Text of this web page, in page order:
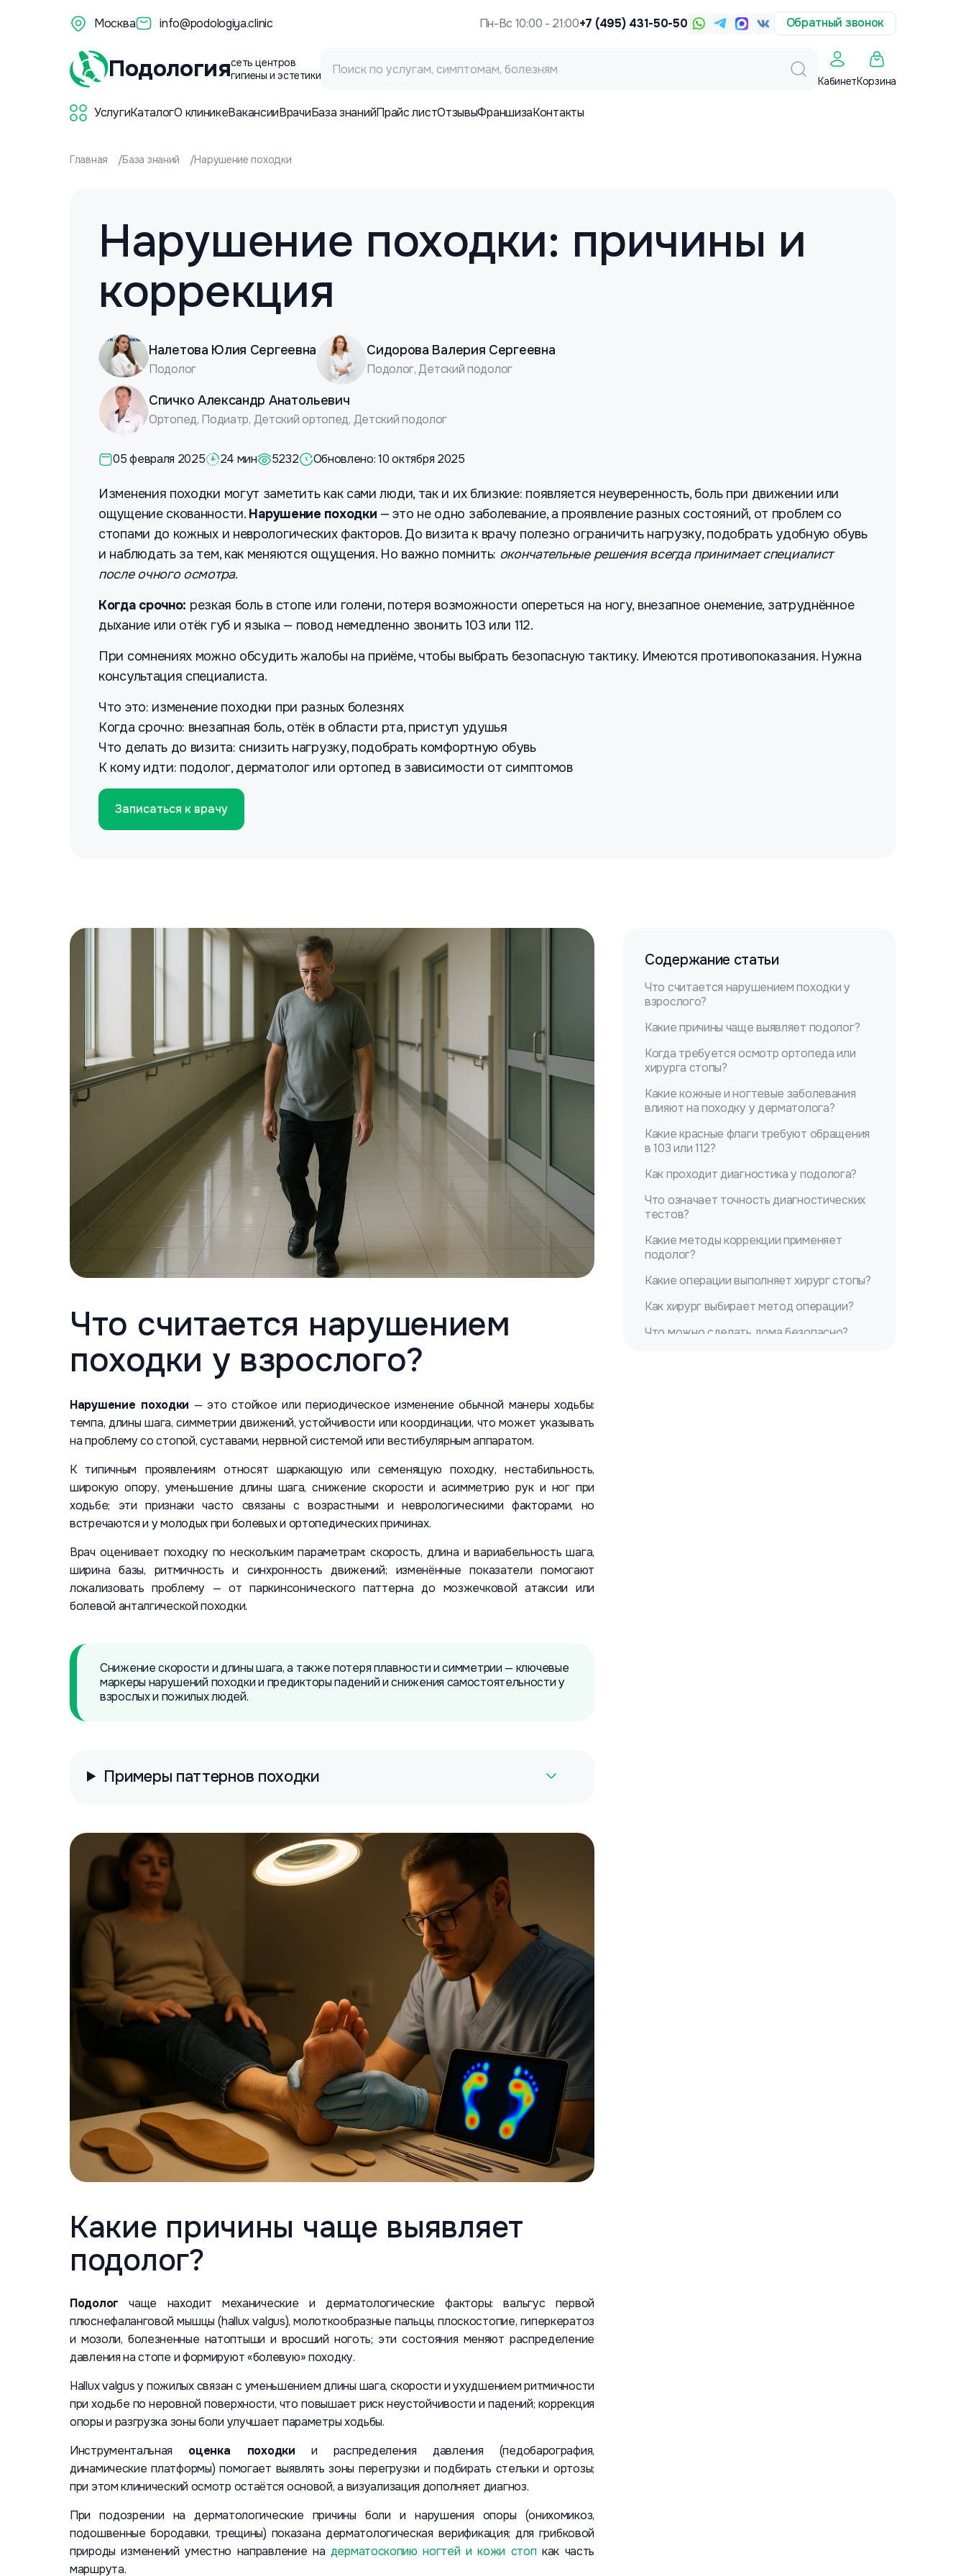
Москва info@podologiya.clinic Пн-Вс 10:00 - 21:00+7 (495) 431-50-50 Обратный звонок
Подологиясеть центров
гигиены и эстетики
КабинетКорзина
УслугиКаталогО клиникеВакансииВрачиБаза знанийПрайс листОтзывыФраншизаКонтакты
Главная База знаний Нарушение походки
Нарушение походки: причины и
коррекция
Налетова Юлия Сергеевна
Подолог
Сидорова Валерия Сергеевна
Подолог, Детский подолог
Спичко Александр Анатольевич
Ортопед, Подиатр, Детский ортопед, Детский подолог
05 февраля 2025 24 мин 5232 Обновлено: 10 октября 2025
Изменения походки могут заметить как сами люди, так и их близкие: появляется неуверенность, боль при движении или
ощущение скованности. Нарушение походки — это не одно заболевание, а проявление разных состояний, от проблем со
стопами до кожных и неврологических факторов. До визита к врачу полезно ограничить нагрузку, подобрать удобную обувь
и наблюдать за тем, как меняются ощущения. Но важно помнить: окончательные решения всегда принимает специалист
после очного осмотра.
Когда срочно: резкая боль в стопе или голени, потеря возможности опереться на ногу, внезапное онемение, затруднённое
дыхание или отёк губ и языка — повод немедленно звонить 103 или 112.
При сомнениях можно обсудить жалобы на приёме, чтобы выбрать безопасную тактику. Имеются противопоказания. Нужна
консультация специалиста.
Что это: изменение походки при разных болезнях
Когда срочно: внезапная боль, отёк в области рта, приступ удушья
Что делать до визита: снизить нагрузку, подобрать комфортную обувь
К кому идти: подолог, дерматолог или ортопед в зависимости от симптомов
Записаться к врачу
Что считается нарушением
походки у взрослого?
Нарушение походки — это стойкое или периодическое изменение обычной манеры ходьбы:
темпа, длины шага, симметрии движений, устойчивости или координации, что может указывать
на проблему со стопой, суставами, нервной системой или вестибулярным аппаратом.
К типичным проявлениям относят шаркающую или семенящую походку, нестабильность,
широкую опору, уменьшение длины шага, снижение скорости и асимметрию рук и ног при
ходьбе; эти признаки часто связаны с возрастными и неврологическими факторами, но
встречаются и у молодых при болевых и ортопедических причинах.
Врач оценивает походку по нескольким параметрам: скорость, длина и вариабельность шага,
ширина базы, ритмичность и синхронность движений; изменённые показатели помогают
локализовать проблему — от паркинсонического паттерна до мозжечковой атаксии или
болевой анталгической походки.
Снижение скорости и длины шага, а также потеря плавности и симметрии — ключевые
маркеры нарушений походки и предикторы падений и снижения самостоятельности у
взрослых и пожилых людей.
Примеры паттернов походки
Какие причины чаще выявляет
подолог?
Подолог чаще находит механические и дерматологические факторы: вальгус первой
плюснефаланговой мышцы (hallux valgus), молоткообразные пальцы, плоскостопие, гиперкератоз
и мозоли, болезненные натоптыши и вросший ноготь; эти состояния меняют распределение
давления на стопе и формируют «болевую» походку.
Hallux valgus у пожилых связан с уменьшением длины шага, скорости и ухудшением ритмичности
при ходьбе по неровной поверхности, что повышает риск неустойчивости и падений; коррекция
опоры и разгрузка зоны боли улучшает параметры ходьбы.
Инструментальная оценка походки и распределения давления (педобарография,
динамические платформы) помогает выявлять зоны перегрузки и подбирать стельки и ортозы;
при этом клинический осмотр остаётся основой, а визуализация дополняет диагноз.
При подозрении на дерматологические причины боли и нарушения опоры (онихомикоз,
подошвенные бородавки, трещины) показана дерматологическая верификация; для грибковой
природы изменений уместно направление на дерматоскопию ногтей и кожи стоп как часть
маршрута.
Содержание статьи
Что считается нарушением походки у
взрослого?
Какие причины чаще выявляет подолог?
Когда требуется осмотр ортопеда или
хирурга стопы?
Какие кожные и ногтевые заболевания
влияют на походку у дерматолога?
Какие красные флаги требуют обращения
в 103 или 112?
Как проходит диагностика у подолога?
Что означает точность диагностических
тестов?
Какие методы коррекции применяет
подолог?
Какие операции выполняет хирург стопы?
Как хирург выбирает метод операции?
Что можно сделать дома безопасно?